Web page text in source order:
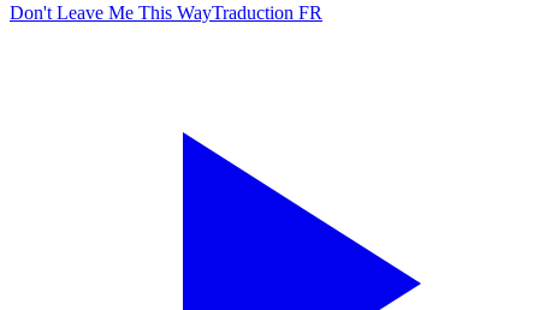
Don't Leave Me This WayTraduction FR